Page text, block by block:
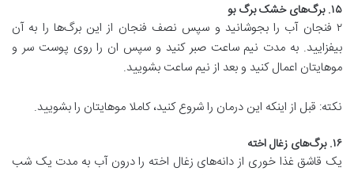
۱۵. برگ‌های خشک برگ بو
۲ فنجان آب را بجوشانید و سپس نصف فنجان از این برگ‌ها را به آن
بیفزایید. به مدت نیم ساعت صبر کنید و سپس ان را روی پوست سر و
موهایتان اعمال کنید و بعد از نیم ساعت بشویید.
نکته: قبل از اینکه این درمان را شروع کنید، کاملا موهایتان را بشویید.
۱۶. برگ‌های زغال اخته
یک قاشق غذا خوری از دانه‌های زغال اخته را درون آب به مدت یک شب